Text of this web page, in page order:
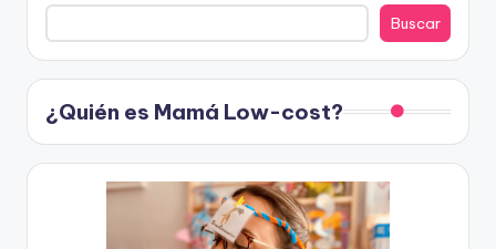
Buscar
¿Quién es Mamá Low-cost?